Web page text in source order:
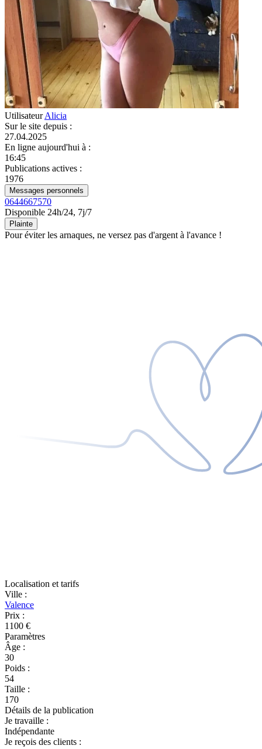
UtilisateurAlicia
Sur le site depuis :
27.04.2025
En ligne aujourd'hui à :
16:45
Publications actives :
1976
Messages personnels
0644667570
Disponible 24h/24, 7j/7
Plainte
Pour éviter les arnaques, ne versez pas d'argent à l'avance !
Localisation et tarifs
Ville :
Valence
Prix :
1100 €
Paramètres
Âge :
30
Poids :
54
Taille :
170
Détails de la publication
Je travaille :
Indépendante
Je reçois des clients :